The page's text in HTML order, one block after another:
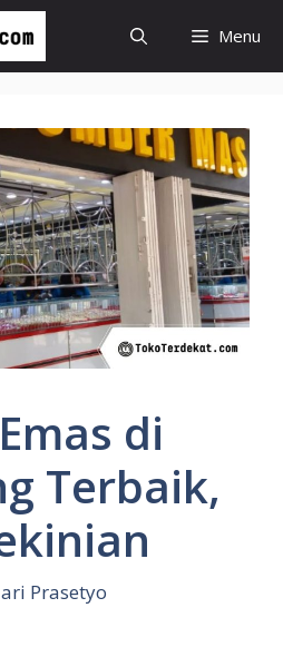
Menu
di
Terbaik,
Prasetyo